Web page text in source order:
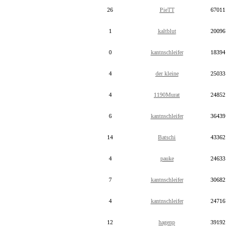
26 PieTT 67011
1 kaltblut 20096
0 kantnschleifer 18394
4 der kleine 25033
4 1190Murat 24852
6 kantnschleifer 36439
14 Batschi 43362
4 pauke 24633
7 kantnschleifer 30682
4 kantnschleifer 24716
12 hagenp 39192